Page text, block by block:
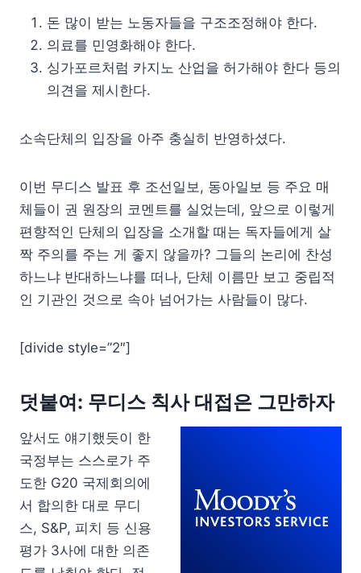
돈 많이 받는 노동자들을 구조조정해야 한다.
의료를 민영화해야 한다.
싱가포르처럼 카지노 산업을 허가해야 한다 등의
의견을 제시한다.
소속단체의 입장을 아주 충실히 반영하셨다.
이번 무디스 발표 후 조선일보, 동아일보 등 주요 매
체들이 권 원장의 코멘트를 실었는데, 앞으로 이렇게
편향적인 단체의 입장을 소개할 때는 독자들에게 살
짝 주의를 주는 게 좋지 않을까? 그들의 논리에 찬성
하느냐 반대하느냐를 떠나, 단체 이름만 보고 중립적
인 기관인 것으로 속아 넘어가는 사람들이 많다.
[divide style=”2″]
덧붙여: 무디스 칙사 대접은 그만하자
앞서도 얘기했듯이 한
국정부는 스스로가 주
도한 G20 국제회의에
서 합의한 대로 무디
스, S&P, 피치 등 신용
평가 3사에 대한 의존